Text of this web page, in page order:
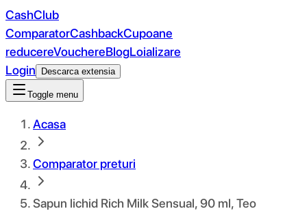
CashClub
ComparatorCashbackCupoane
reducereVouchereBlogLoializare
Login
Descarca extensia
Toggle menu
Acasa
Comparator preturi
Sapun lichid Rich Milk Sensual, 90 ml, Teo